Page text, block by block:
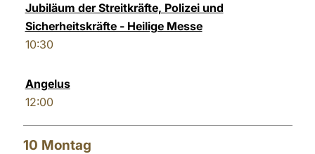
Jubiläum der Streitkräfte, Polizei und
Sicherheitskräfte - Heilige Messe
10:30
Angelus
12:00
10 Montag